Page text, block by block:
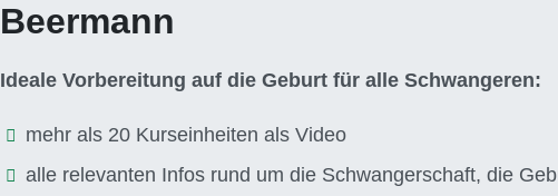
Beermann
Ideale Vorbereitung auf die Geburt für alle Schwangeren:
mehr als 20 Kurseinheiten als Video
alle relevanten Infos rund um die Schwangerschaft, die